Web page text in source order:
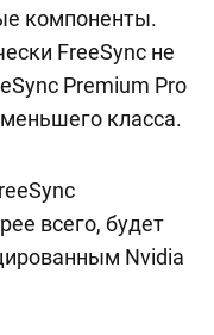
компоненты.
FreeSync не
Premium Pro
класса.
всего, будет
Nvidia